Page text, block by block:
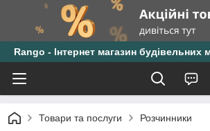
Rango - Інтернет магазин будівельних
Товари та послуги Розчинники